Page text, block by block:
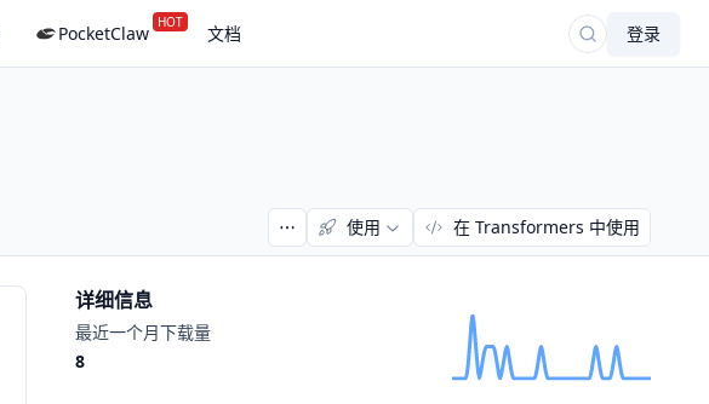
PocketClaw HOT 文档 登录
使用 在 Transformers 中使用
详细信息
最近一个月下载量
8